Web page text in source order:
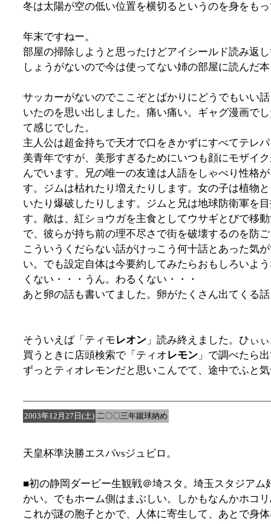
冬は太陽が空の低い位置を横切るというのを身をも
年末ですねー。
部屋の掃除しようと思ったけどアイシールド読み返
しょうがないので今は使ってない姉の部屋に読んだ
サッカーがないのでここぞとばかりにどうでもいい
いたのを思い出しました。痛い痛い。ギャグ漫画で
て感じでした。
主人公は超金持ちで天才で口をきかずにすべてテレ
美青年ですが、美形すぎるためにいつも顔にモザイ
んでいます。兄の唯一の友達は人語をしゃべり性格
す。ジムは枯れたり増えたりします。女の子は植物
いたり爆破したりします。ジムと兄は地球防衛軍を
す。敵は、紅ショウガを主食としてウサギとびで移
で、彼らが持ち前の理不尽さで街を破壊するのを防
こういうくだらない話がけっこう何十話とあった気
い。でも設定自体は今要約してみたらおもしろいよ
くない・・・うん。わるくない・・・
あと卵の話も書いてました。卵がたくさん出てくる
そういえば「ティモレオン 」読み終えました。ひぃ
買うときに店頭検索で「ティオ レモン 」で調べたら
ずっとティオレモンだと思いこんでて、途中でふと
2003年12月27日(土) 二〇〇三年蹴球納め
天皇杯準決勝エスパvsジュビロ。
■初の静岡ダービー生観戦＠埼スタ。埼玉スタジア
かい。でもホーム側はまぶしい。しかもなんかホコ
これが謎の胞子とかで、人体に寄生して、あとで身